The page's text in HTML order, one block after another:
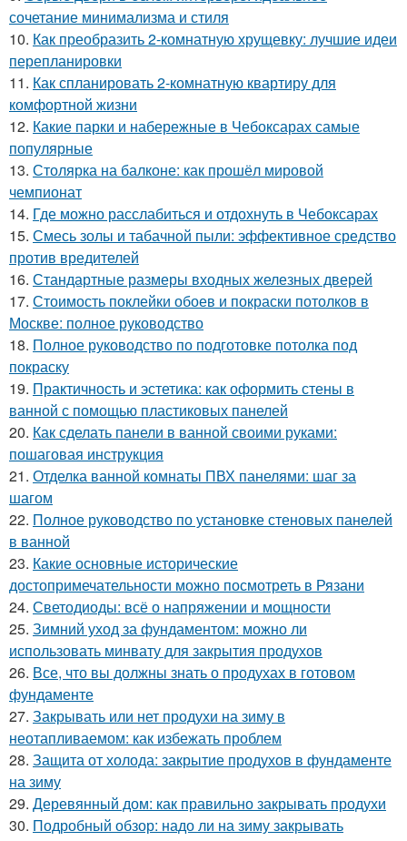
сочетание минимализма и стиля
10. Как преобразить 2-комнатную хрущевку: лучшие идеи
перепланировки
11. Как спланировать 2-комнатную квартиру для
комфортной жизни
12. Какие парки и набережные в Чебоксарах самые
популярные
13. Столярка на балконе: как прошёл мировой
чемпионат
14. Где можно расслабиться и отдохнуть в Чебоксарах
15. Смесь золы и табачной пыли: эффективное средство
против вредителей
16. Стандартные размеры входных железных дверей
17. Стоимость поклейки обоев и покраски потолков в
Москве: полное руководство
18. Полное руководство по подготовке потолка под
покраску
19. Практичность и эстетика: как оформить стены в
ванной с помощью пластиковых панелей
20. Как сделать панели в ванной своими руками:
пошаговая инструкция
21. Отделка ванной комнаты ПВХ панелями: шаг за
шагом
22. Полное руководство по установке стеновых панелей
в ванной
23. Какие основные исторические
достопримечательности можно посмотреть в Рязани
24. Светодиоды: всё о напряжении и мощности
25. Зимний уход за фундаментом: можно ли
использовать минвату для закрытия продухов
26. Все, что вы должны знать о продухах в готовом
фундаменте
27. Закрывать или нет продухи на зиму в
неотапливаемом: как избежать проблем
28. Защита от холода: закрытие продухов в фундаменте
на зиму
29. Деревянный дом: как правильно закрывать продухи
30. Подробный обзор: надо ли на зиму закрывать